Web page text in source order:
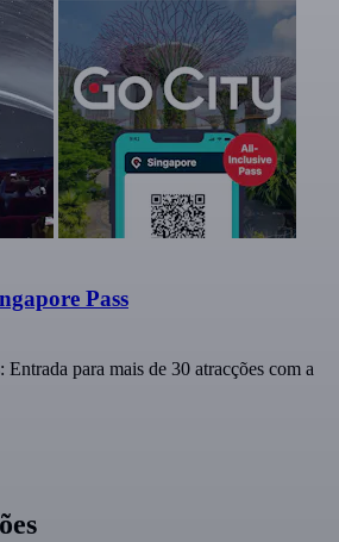
Pass
Entrada para mais de 30 atracções com a